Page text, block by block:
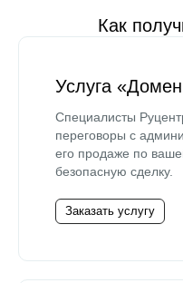
Как
Услуга
Специалисты
переговоры с
его продаже по
безопасную сделку.
Заказать услугу